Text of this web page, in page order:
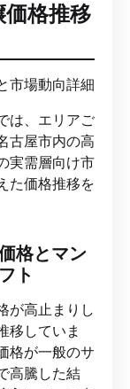
格推移
は、エリアご
古屋市内の高
実需層向け市
た価格推移を
格とマン
ト
が高止まりし
移していま
格が一般のサ
高騰した結